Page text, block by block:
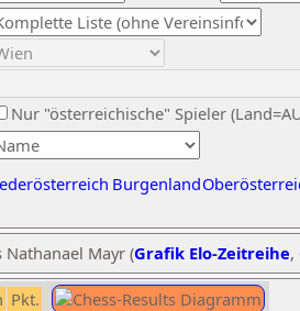
Nur "österreichische" Spieler
Burgenland
Nathanael Mayr (Grafik Elo-Zeitreihe,
Pkt.